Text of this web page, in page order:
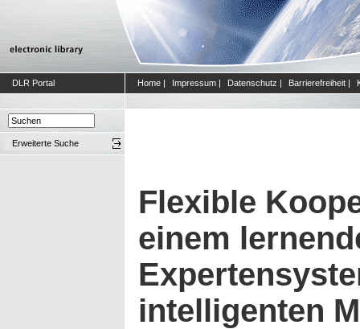
DLR Portal Home | Impressum | Datenschutz | Barrierefreiheit |
Erweiterte Suche
Flexible
einem
intelligenten